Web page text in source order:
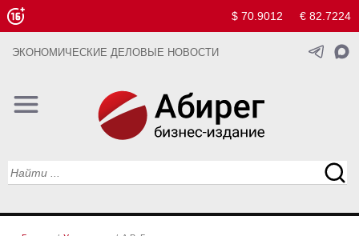
$ 70.9012 € 82.7224
ЭКОНОМИЧЕСКИЕ ДЕЛОВЫЕ НОВОСТИ